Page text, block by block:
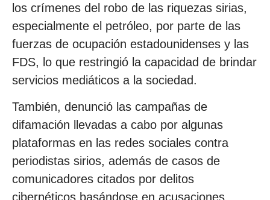
los crímenes del robo de las riquezas sirias,
especialmente el petróleo, por parte de las
fuerzas de ocupación estadounidenses y las
FDS, lo que restringió la capacidad de brindar
servicios mediáticos a la sociedad.
También, denunció las campañas de
difamación llevadas a cabo por algunas
plataformas en las redes sociales contra
periodistas sirios, además de casos de
comunicadores citados por delitos
cibernéticos basándose en acusaciones